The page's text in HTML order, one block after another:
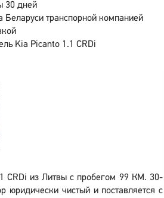
30 дней
Беларуси транспорной компанией
Kia Picanto 1.1 CRDi
CRDi из Литвы с пробегом 99 КМ. 30-
юридически чистый и поставляется с